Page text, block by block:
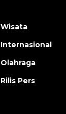
Wisata
Internasional
Olahraga
Rilis Pers